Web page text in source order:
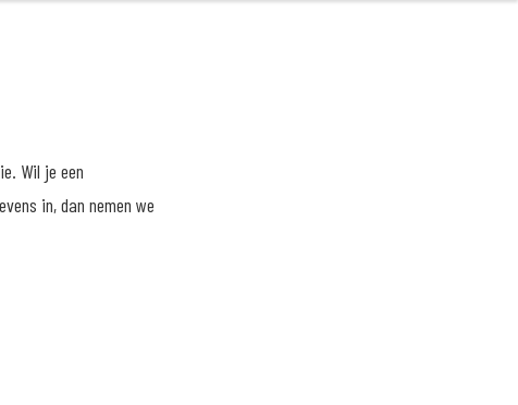
Wil je een
in, dan nemen we